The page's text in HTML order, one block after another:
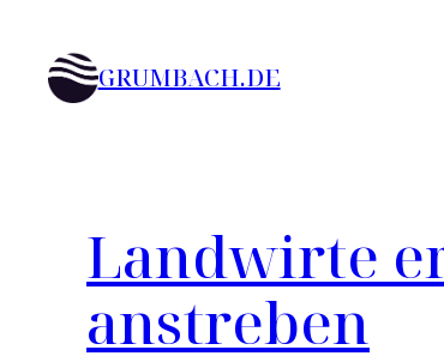
Inhalt
springenGRUMBACH.DE
Landwirte
anstreben